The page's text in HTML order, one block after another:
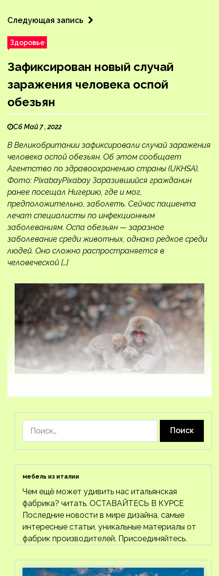
Следующая запись
Здоровье
Зафиксирован новый случай
заражения человека оспой
обезьян
Сб Май 7 , 2022
В Великобритании зафиксировали случай заражения
человека оспой обезьян. Об этом сообщает
Агентство по здравоохранению страны (UKHSA).
Фото: PixabayPixabay Заразившийся гражданин
ранее посещал Нигерию, где и мог,
предположительно, заболеть. Сейчас пациента
лечат специалисты по инфекционным
заболеваниям. Оспа обезьян — заразное
заболевание среди животных, однако редкое среди
людей. Оно сложно распространяется в
человеческой […]
мебель из италии
Чем ещё может удивить нас итальянская
фабрика? читать. ОСТАВАЙТЕСЬ В КУРСЕ
Последние новости в мире дизайна, самые
интересные статьи, уникальные материалы от
фабрик производителей. Присоединяйтесь.